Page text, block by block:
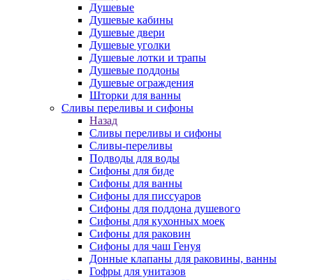
Душевые
Душевые кабины
Душевые двери
Душевые уголки
Душевые лотки и трапы
Душевые поддоны
Душевые ограждения
Шторки для ванны
Сливы переливы и сифоны
Назад
Сливы переливы и сифоны
Сливы-переливы
Подводы для воды
Сифоны для биде
Сифоны для ванны
Сифоны для писсуаров
Сифоны для поддона душевого
Сифоны для кухонных моек
Сифоны для раковин
Сифоны для чаш Генуя
Донные клапаны для раковины, ванны
Гофры для унитазов